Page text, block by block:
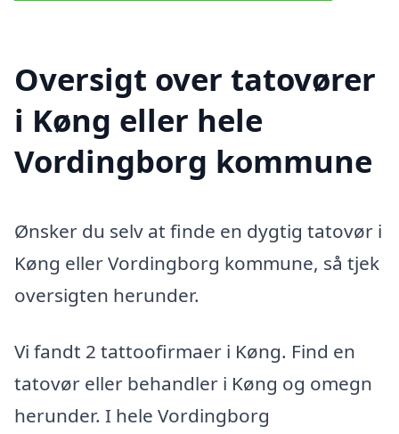
Oversigt over tatovører
i Køng eller hele
Vordingborg kommune
Ønsker du selv at finde en dygtig tatovør i
Køng eller Vordingborg kommune, så tjek
oversigten herunder.
Vi fandt 2 tattoofirmaer i Køng. Find en
tatovør eller behandler i Køng og omegn
herunder. I hele Vordingborg